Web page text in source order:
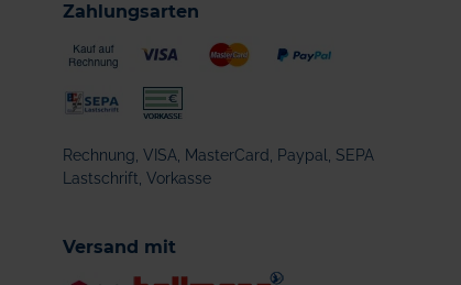
Zahlungsarten
Rechnung, VISA, MasterCard, Paypal, SEPA
Lastschrift, Vorkasse
Versand mit